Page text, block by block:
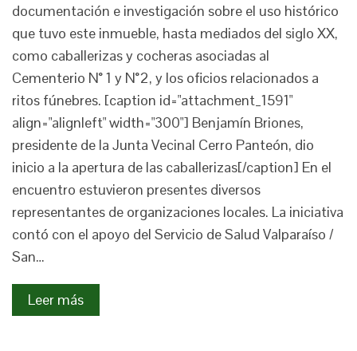
documentación e investigación sobre el uso histórico
que tuvo este inmueble, hasta mediados del siglo XX,
como caballerizas y cocheras asociadas al
Cementerio N° 1 y N°2, y los oficios relacionados a
ritos fúnebres. [caption id="attachment_1591"
align="alignleft" width="300"] Benjamín Briones,
presidente de la Junta Vecinal Cerro Panteón, dio
inicio a la apertura de las caballerizas[/caption] En el
encuentro estuvieron presentes diversos
representantes de organizaciones locales. La iniciativa
contó con el apoyo del Servicio de Salud Valparaíso /
San…
Leer más